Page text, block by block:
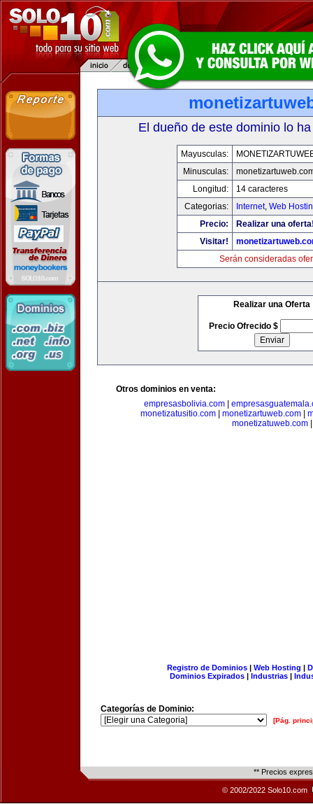
El dueño de este dominio lo
Mayusculas:
Minusculas:
Longitud:
14 caracteres
Categorias:
Internet, Web
Precio:
Realizar una
Visitar!
Serán consideradas
Realizar una Oferta
Precio Ofrecido $
Otros dominios en venta:
empresasbolivia.com
monetizatusitio.com
monetizartuweb.com
monetizatuweb.com|
Registro de Dominios| Web Hosting |
Dominios Expirados | Industrias |
Categorías de Dominio:
[Pág.
** Precios
© 2002/2022 Solo10.com